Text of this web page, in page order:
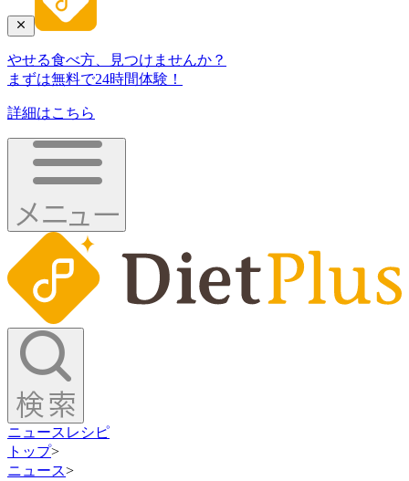
やせる食べ方、見つけませんか？
まずは無料で24時間体験！
詳細はこちら
ニュース レシピ
トップ>
ニュース>